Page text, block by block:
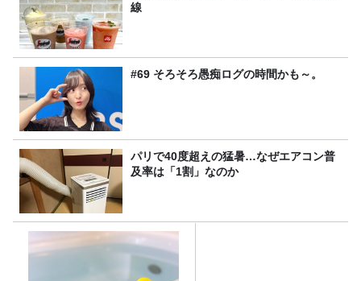
線
#69 そろそろ愚痴ログの時間かも～。
パリで40度超えの猛暑…なぜエアコン普
及率は「1割」なのか